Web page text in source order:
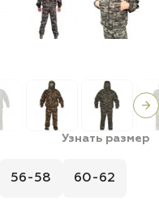
Узнать размер
56-58 60-62